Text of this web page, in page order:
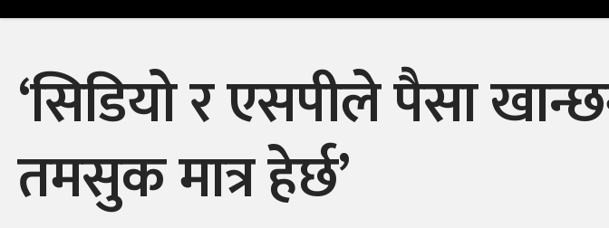
‘सिडियो र एसपीले पैसा
तमसुक मात्र हेर्छ’